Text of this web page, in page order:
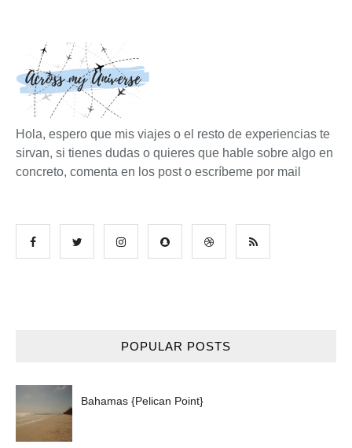
Hola, espero que mis viajes o el resto de experiencias te
sirvan, si tienes dudas o quieres que hable sobre algo en
concreto, comenta en los post o escríbeme por mail
POPULAR POSTS
Bahamas {Pelican Point}